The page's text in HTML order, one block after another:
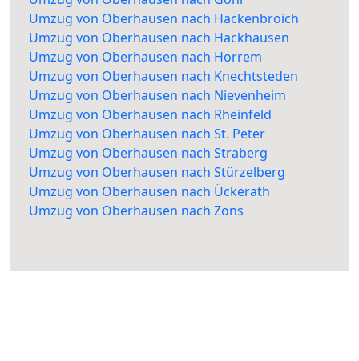
Umzug von Oberhausen nach Hackenbroich
Umzug von Oberhausen nach Hackhausen
Umzug von Oberhausen nach Horrem
Umzug von Oberhausen nach Knechtsteden
Umzug von Oberhausen nach Nievenheim
Umzug von Oberhausen nach Rheinfeld
Umzug von Oberhausen nach St. Peter
Umzug von Oberhausen nach Straberg
Umzug von Oberhausen nach Stürzelberg
Umzug von Oberhausen nach Ückerath
Umzug von Oberhausen nach Zons